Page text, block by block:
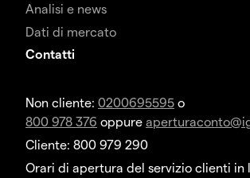
Analisi e news
Dati di mercato
Contatti
Non cliente: 0200695595 o
800 978 376 oppure
Cliente: 800 979 290
Orari di apertura del servizio clienti in